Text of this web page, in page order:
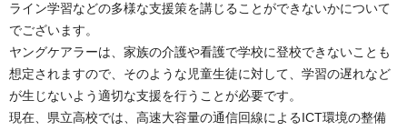
ライン学習などの多様な支援策を講じることができないかについて
でございます。
ヤングケアラーは、家族の介護や看護で学校に登校できないことも
想定されますので、そのような児童生徒に対して、学習の遅れなど
が生じないよう適切な支援を行うことが必要です。
現在、県立高校では、高速大容量の通信回線によるICT環境の整備